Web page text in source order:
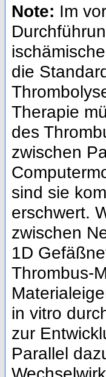
Note: Im
die
Therapie
des
zwischen
sind sie
erschwert.
zwischen
1D
Thrombus-
in vitro
zur
Parallel